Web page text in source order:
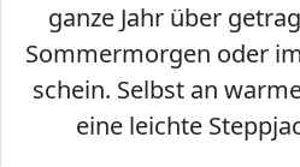
ganze Jahr über
Sommermorgen oder
schein. Selbst an
eine leichte